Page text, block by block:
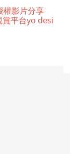
權影片分享
賞平台yo desi